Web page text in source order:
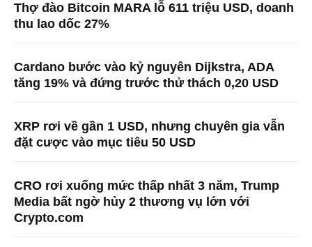
Thợ đào Bitcoin MARA lỗ 611 triệu USD, doanh
thu lao dốc 27%
Cardano bước vào kỷ nguyên Dijkstra, ADA
tăng 19% và đứng trước thử thách 0,20 USD
XRP rơi về gần 1 USD, nhưng chuyên gia vẫn
đặt cược vào mục tiêu 50 USD
CRO rơi xuống mức thấp nhất 3 năm, Trump
Media bất ngờ hủy 2 thương vụ lớn với
Crypto.com